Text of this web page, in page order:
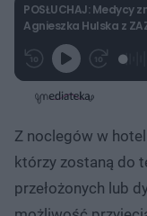
POSŁUCHAJ: Medycy
Agnieszka Hulska z
G
j
P
z
e
w
1
s
d
o
t
z
ń
1
s
d
o
a
:
7
3
%
Z noclegów w
którzy zostaną do
przełożonych lub